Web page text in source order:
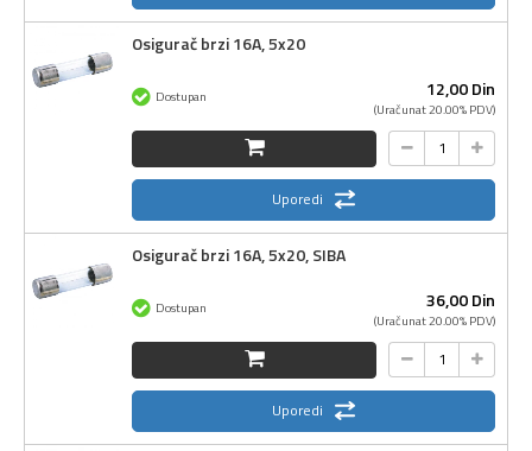
Osigurač brzi 16A, 5x20
12,00Din
(Uračunat 20.00% PDV)
Dostupan
Uporedi
Osigurač brzi 16A, 5x20, SIBA
36,00Din
(Uračunat 20.00% PDV)
Dostupan
Uporedi